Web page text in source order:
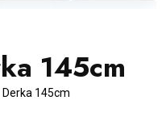
145cm
Derka 145cm